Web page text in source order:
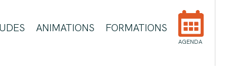
ANIMATIONS FORMATIONS
AGENDA